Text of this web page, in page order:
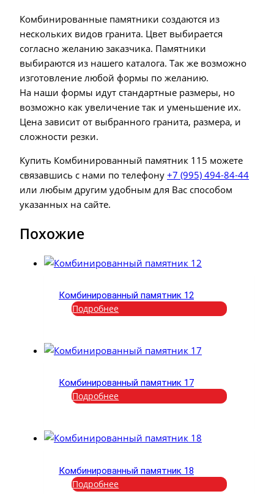
Комбинированные памятники создаются из
нескольких видов гранита. Цвет выбирается
согласно желанию заказчика. Памятники
выбираются из нашего каталога. Так же возможно
изготовление любой формы по желанию.
На наши формы идут стандартные размеры, но
возможно как увеличение так и уменьшение их.
Цена зависит от выбранного гранита, размера, и
сложности резки.
Купить Комбинированный памятник 115 можете
связавшись с нами по телефону +7 (995) 494-84-44
или любым другим удобным для Вас способом
указанных на сайте.
Похожие
Комбинированный памятник 12
Подробнее
Комбинированный памятник 17
Подробнее
Комбинированный памятник 18
Подробнее